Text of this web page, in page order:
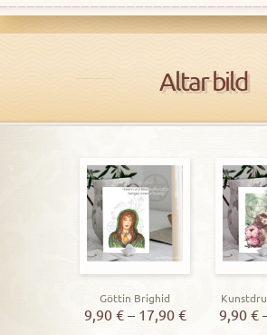
Altar bild
Göttin Brighid
9,90 €– 17,90 €
9,90€